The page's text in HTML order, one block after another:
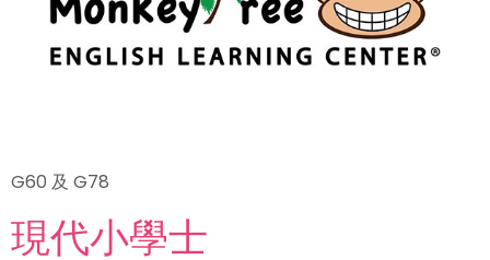
G60 及 G78
現代小學士